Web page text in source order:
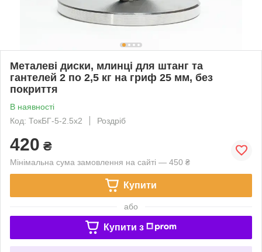
Металеві диски, млинці для штанг та
гантелей 2 по 2,5 кг на гриф 25 мм, без
покриття
В наявності
Код: ТокБГ-5-2.5х2
Роздріб
420 ₴
Мінімальна сума замовлення на сайті — 450 ₴
Купити
або
Купити з